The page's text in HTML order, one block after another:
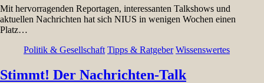
Mit hervorragenden Reportagen, interessanten Talkshows und
aktuellen Nachrichten hat sich NIUS in wenigen Wochen einen
Platz…
Politik & Gesellschaft Tipps & Ratgeber Wissenswertes
Stimmt! Der Nachrichten-Talk